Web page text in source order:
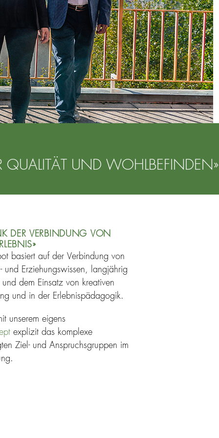
UND WOHLBEFINDEN»
DER VERBINDUNG VON
basiert auf der Verbindung von
und Erziehungswissen,
langjährig
dem Einsatz von kreativen
und in der Erlebnispädagogik.
unserem eigens
explizit das komplexe
Ziel- und Anspruchsgruppen im